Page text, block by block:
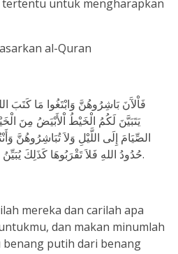
tertentu untuk mengharapkan
al-Quran
يَتَبَيَّنَ لَكُمُ الْخَيْطُ اْلأَبْيَضُ مِنَ
الصِّيَامَ إِلَى اللَّيْلِ وَلاَ تُبَاشِرُوهُنَّ
حُدُودُ اللهِ فَلاَ تَقْرَبُوهَا كَذَلِكَ يُبَيِّنُ اللهُ آَيَاتِهِ لِلنَّاسِ لَعَلَّهُمْ يَتَّقُونَ.
mereka dan carilah apa
dan makan minumlah
putih dari benang